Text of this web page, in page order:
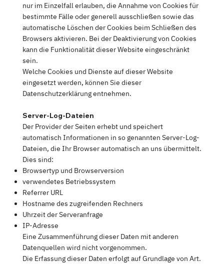
nur im Einzelfall erlauben, die Annahme von Cookies für
bestimmte Fälle oder generell ausschließen sowie das
automatische Löschen der Cookies beim Schließen des
Browsers aktivieren. Bei der Deaktivierung von Cookies
kann die Funktionalität dieser Website eingeschränkt
sein.
Welche Cookies und Dienste auf dieser Website
eingesetzt werden, können Sie dieser
Datenschutzerklärung entnehmen.
Server-Log-Dateien
Der Provider der Seiten erhebt und speichert
automatisch Informationen in so genannten Server-Log-
Dateien, die Ihr Browser automatisch an uns übermittelt.
Dies sind:
Browsertyp und Browserversion
verwendetes Betriebssystem
Referrer URL
Hostname des zugreifenden Rechners
Uhrzeit der Serveranfrage
IP-Adresse
Eine Zusammenführung dieser Daten mit anderen
Datenquellen wird nicht vorgenommen.
Die Erfassung dieser Daten erfolgt auf Grundlage von Art.